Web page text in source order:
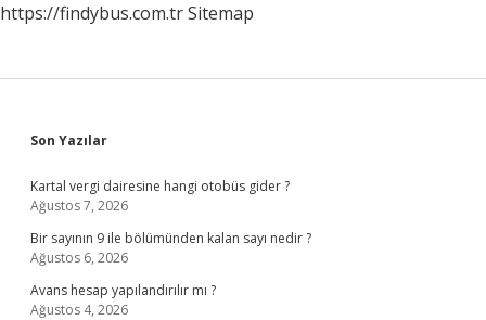
https://findybus.com.trSitemap
Sidebar
Son Yazılar
Kartal vergi dairesine hangi otobüs gider ?
Ağustos 7, 2026
Bir sayının 9 ile bölümünden kalan sayı nedir ?
Ağustos 6, 2026
Avans hesap yapılandırılır mı ?
Ağustos 4, 2026